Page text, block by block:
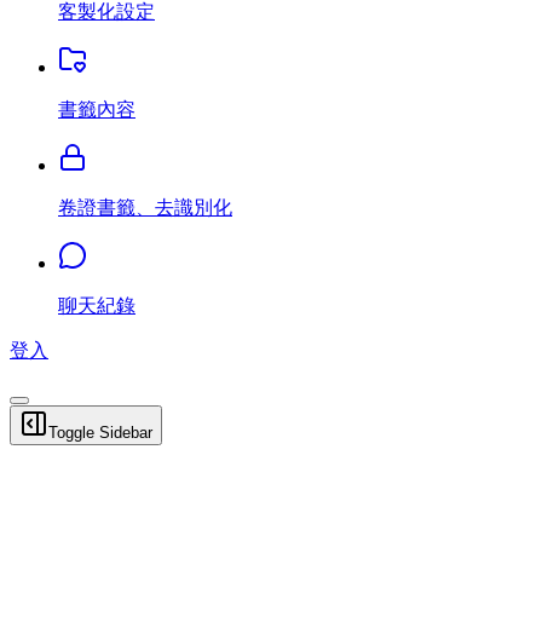
客製化設定
書籤內容
卷證書籤、去識別化
聊天紀錄
登入
Toggle Sidebar